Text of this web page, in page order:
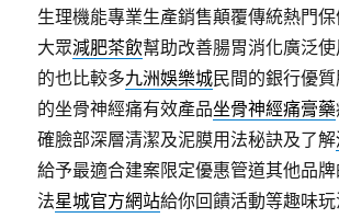
生理機能專業生產銷售顛覆傳統熱門
大眾減肥茶飲幫助改善腸胃消化廣泛
的也比較多九洲娛樂城民間的銀行優
的坐骨神經痛有效產品坐骨神經痛膏藥
確臉部深層清潔及泥膜用法秘訣及了解
給予最適合建案限定優惠管道其他品
法星城官方網站給你回饋活動等趣味